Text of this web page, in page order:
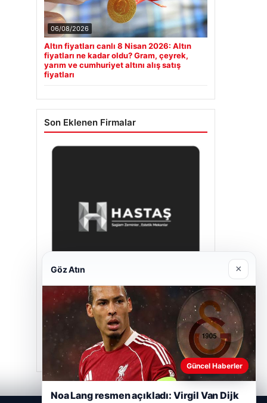
06/08/2026
Altın fiyatları canlı 8 Nisan 2026: Altın
fiyatları ne kadar oldu? Gram, çeyrek,
yarım ve cumhuriyet altını alış satış
fiyatları
Son Eklenen Firmalar
Prenses Night Club
29/04/2026
Göz Atın ×
Güncel Haberler
Noa Lang resmen açıkladı: Virgil Van Dijk